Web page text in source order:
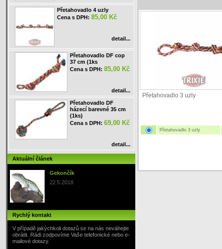
Přetahovadlo 3 uzly
Přetahovadlo 3 uzly
Přetahovadlo 4 uzly
Cena s DPH: 85,00 Kč
detail...
Přetahovadlo DF cop
37 cm (1ks
Cena s DPH: 85,00 Kč
detail...
Přetahovadlo DF
házecí barevné 35 cm
(1ks)
Cena s DPH: 69,00 Kč
detail...
Aktuální článek
Gekončík
22.5.2018
Rychlý kontakt
V případě jakýchkoli dotazů se na nás neváhejte
obrátit. Rádi zodpovíme Vaše telefonické nebo e-
mailové dotazy.